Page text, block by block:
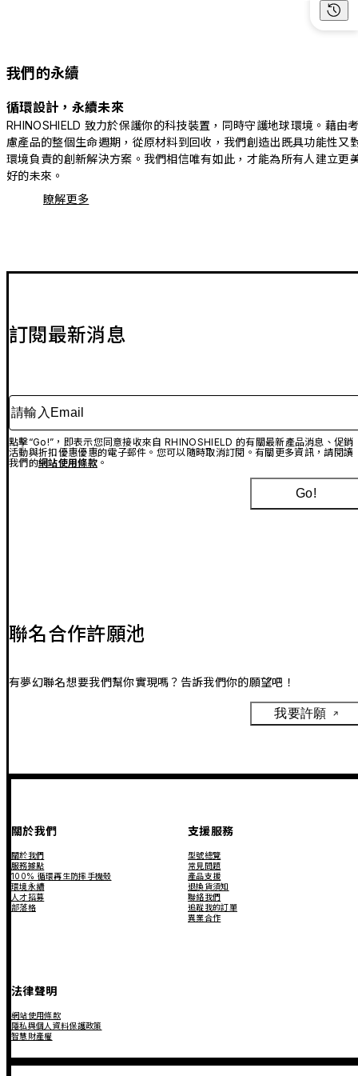
我們的永續
循環設計，永續未來
RHINOSHIELD 致力於保護你的科技裝置，同時守護地球環境。藉由
慮產品的整個生命週期，從原材料到回收，我們創造出既具功能性又
環境負責的創新解決方案。我們相信唯有如此，才能為所有人建立更
好的未來。
瞭解更多
訂閱最新消息
請輸入Email
點擊“Go!”，即表示您同意接收來自 RHINOSHIELD 的有關最新產品消息、促銷
活動與折扣優惠優惠的電子郵件。您可以隨時取消訂閱。有關更多資訊，請閱讀
我們的網站使用條款。
Go!
聯名合作許願池
有夢幻聯名想要我們幫你實現嗎？告訴我們你的願望吧！
我要許願
關於我們
關於我們
服務據點
100% 循環再生防摔手機殼
環境永續
人才招募
部落格
支援服務
型號總覽
常見問題
產品支援
退換貨須知
聯絡我們
追蹤我的訂單
異業合作
法律聲明
網站使用條款
隱私與個人資料保護政策
智慧財產權